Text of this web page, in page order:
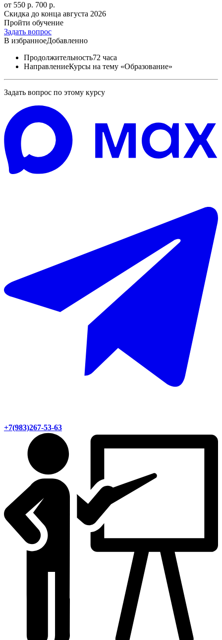
от 550 р. 700 р.
Скидка до конца августа 2026
Пройти обучение
Задать вопрос
В избранноеДобавленно
Продолжительность72 часа
НаправлениеКурсы на тему «Образование»
Задать вопрос по этому курсу
+7(983)267-53-63